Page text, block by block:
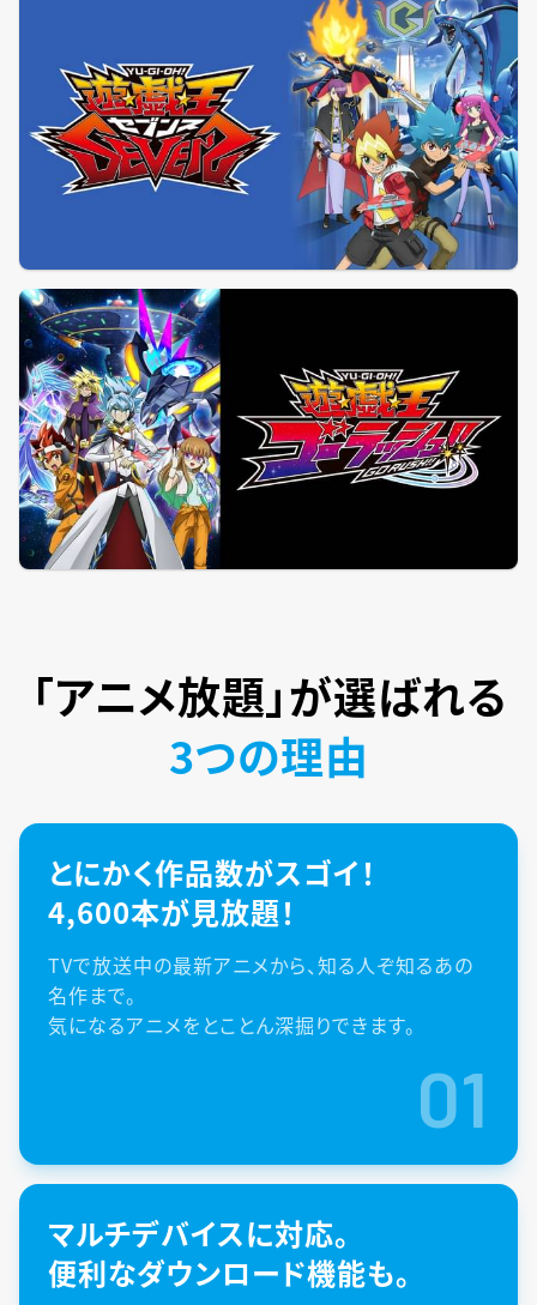
「アニメ放題」が選ばれる
3つの理由
とにかく作品数がスゴイ！
4,600本が見放題！
TVで放送中の最新アニメから、知る人ぞ知るあの
名作まで。
気になるアニメをとことん深掘りできます。
01
マルチデバイスに対応。
便利なダウンロード機能も。